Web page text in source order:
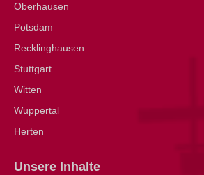
Oberhausen
Potsdam
Recklinghausen
Stuttgart
Witten
Wuppertal
Herten
Unsere Inhalte